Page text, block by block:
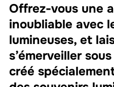
Offrez-vous une
inoubliable avec
lumineuses, et
s’émerveiller
créé